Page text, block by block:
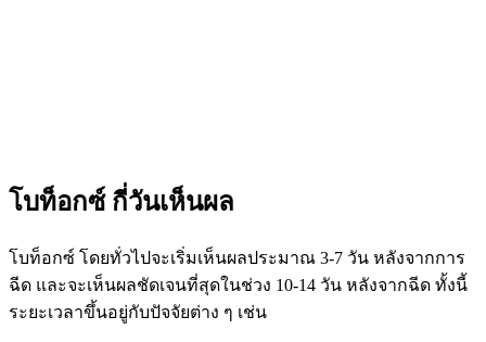
โบท็อกซ์ กี่วันเห็นผล
โบท็อกซ์ โดยทั่วไปจะเริ่มเห็นผลประมาณ 3-7 วัน หลังจากการ
ฉีด และจะเห็นผลชัดเจนที่สุดในช่วง 10-14 วัน หลังจากฉีด ทั้งนี้
ระยะเวลาขึ้นอยู่กับปัจจัยต่าง ๆ เช่น